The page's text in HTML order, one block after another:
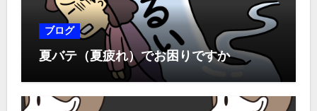
ブログ
夏バテ（夏疲れ）でお困りですか